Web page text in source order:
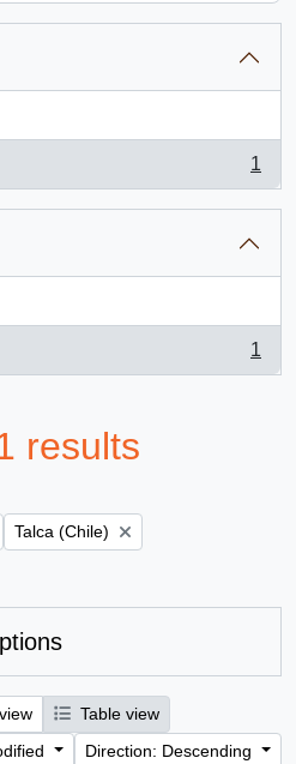
1
1
results
Remove filter:
Talca (Chile)
Table view
Direction: Descending